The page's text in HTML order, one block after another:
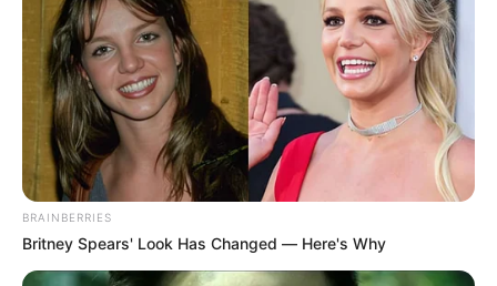
Foto Instagram
Jennifer López
Por:Mayra Baquero
Agosto 6, 2022
BRAINBERRIES
Britney Spears' Look Has Changed — Here's Why